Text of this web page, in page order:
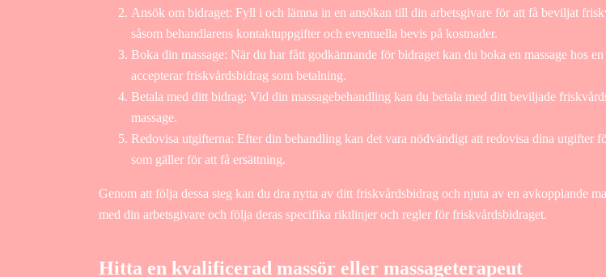
Ansök om bidraget: Fyll i och lämna in en ansökan till din arbetsgivare för att få beviljat
såsom behandlarens kontaktuppgifter och eventuella bevis på kostnader.
Boka din massage: När du har fått godkännande för bidraget kan du boka en massage hos
accepterar friskvårdsbidrag som betalning.
Betala med ditt bidrag: Vid din massagebehandling kan du betala med ditt beviljade
massage.
Redovisa utgifterna: Efter din behandling kan det vara nödvändigt att redovisa dina utgifter
som gäller för att få ersättning.
Genom att följa dessa steg kan du dra nytta av ditt friskvårdsbidrag och njuta av en avkopplande
med din arbetsgivare och följa deras specifika riktlinjer och regler för friskvårdsbidraget.
Hitta en kvalificerad massör eller massageterapeut